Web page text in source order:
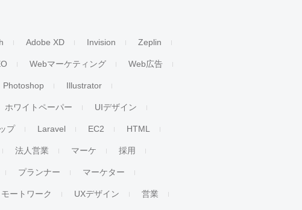
Adobe XD Invision Zeplin
Webマーケティング Web広告
Photoshop Illustrator
ホワイトペーパー UIデザイン
プ Laravel EC2 HTML
法人営業 マーケ 採用
プランナー マーケター
モートワーク UXデザイン 営業